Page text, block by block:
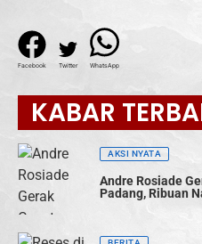
Facebook Twitter WhatsApp
KABAR
AKSI NYATA
Andre Rosiade
Padang, Ribuan